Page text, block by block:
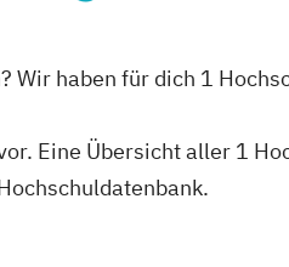
haben für dich 1
Eine Übersicht aller 1